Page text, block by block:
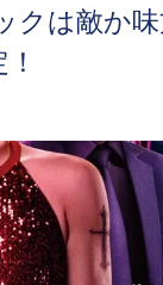
クは敵か